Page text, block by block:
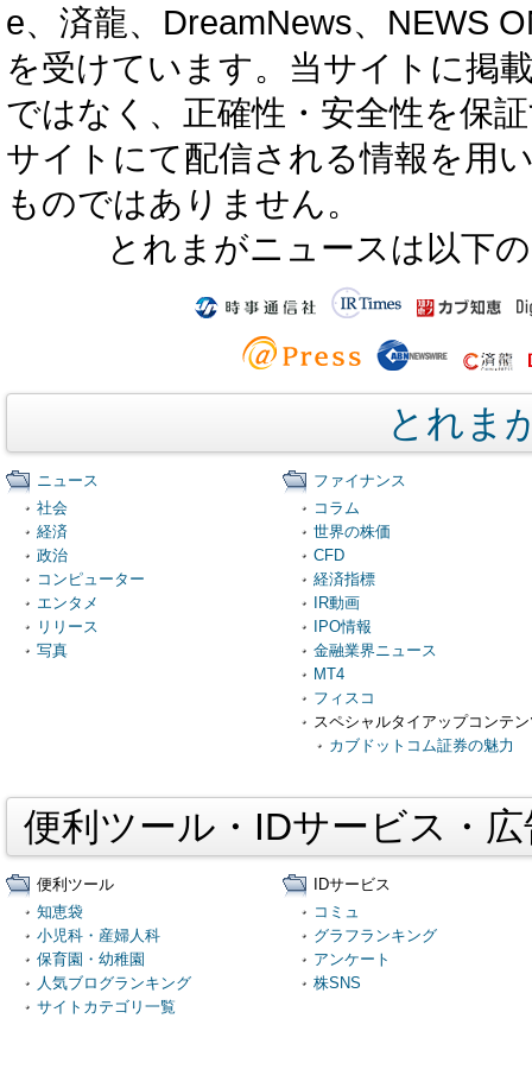
e、済龍、DreamNews、NEWS
を受けています。当サイトに掲
ではなく、正確性・安全性を保
サイトにて配信される情報を用
ものではありません。
とれまがニュースは以下
とれま
ニュース
社会
経済
政治
コンピューター
エンタメ
リリース
写真
ファイナンス
コラム
世界の株価
CFD
経済指標
IR動画
IPO情報
金融業界ニュース
MT4
フィスコ
スペシャルタイアップコンテ
カブドットコム証券の魅力
便利ツール・IDサービス・
便利ツール
知恵袋
小児科・産婦人科
保育園・幼稚園
人気ブログランキング
サイトカテゴリ一覧
IDサービス
コミュ
グラフランキング
アンケート
株SNS